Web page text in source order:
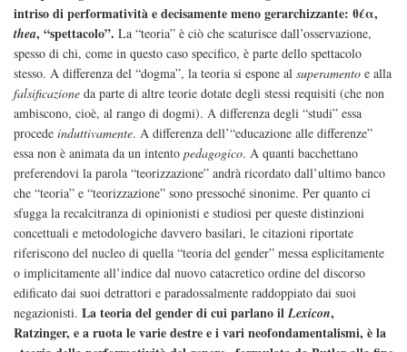
intriso di performatività e decisamente meno gerarchizzante: θέα,
thea, “spettacolo”. La “teoria” è ciò che scaturisce dall’osservazione,
spesso di chi, come in questo caso specifico, è parte dello spettacolo
stesso. A differenza del “dogma”, la teoria si espone al superamento e alla
falsificazione da parte di altre teorie dotate degli stessi requisiti (che non
ambiscono, cioè, al rango di dogmi). A differenza degli “studi” essa
procede induttivamente. A differenza dell’“educazione alle differenze”
essa non è animata da un intento pedagogico. A quanti bacchettano
preferendovi la parola “teorizzazione” andrà ricordato dall’ultimo banco
che “teoria” e “teorizzazione” sono pressoché sinonime. Per quanto ci
sfugga la recalcitranza di opinionisti e studiosi per queste distinzioni
concettuali e metodologiche davvero basilari, le citazioni riportate
riferiscono del nucleo di quella “teoria del gender” messa esplicitamente
o implicitamente all’indice dal nuovo catacretico ordine del discorso
edificato dai suoi detrattori e paradossalmente raddoppiato dai suoi
negazionisti. La teoria del gender di cui parlano ilLexicon,
Ratzinger, e a ruota le varie destre e i vari neofondamentalismi, è la